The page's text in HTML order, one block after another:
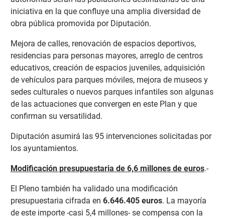
iniciativa en la que confluye una amplia diversidad de
obra pública promovida por Diputación.
Mejora de calles, renovación de espacios deportivos,
residencias para personas mayores, arreglo de centros
educativos, creación de espacios juveniles, adquisición
de vehículos para parques móviles, mejora de museos y
sedes culturales o nuevos parques infantiles son algunas
de las actuaciones que convergen en este Plan y que
confirman su versatilidad.
Diputación asumirá las 95 intervenciones solicitadas por
los ayuntamientos.
Modificación presupuestaria de 6,6 millones de euros.-
El Pleno también ha validado una modificación
presupuestaria cifrada en 6.646.405 euros. La mayoría
de este importe -casi 5,4 millones- se compensa con la